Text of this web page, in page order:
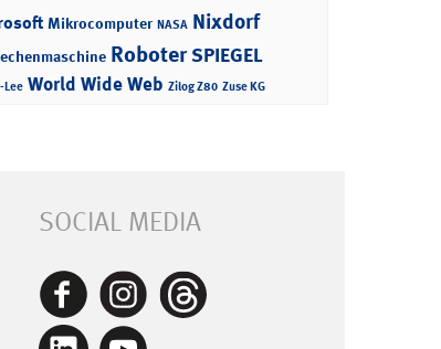
Mikrocomputer NASA Nixdorf
RoboterSPIEGEL
Lee World Wide Web Zilog Z80 Zuse KG
SOCIAL MEDIA